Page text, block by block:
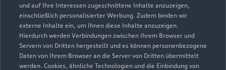
und auf Ihre Interessen zugeschnittene Inhalte anzuzeigen,
einschließlich personalisierter Werbung. Zudem binden wir
externe Inhalte ein, um Ihnen diese Inhalte anzuzeigen.
Hierdurch werden Verbindungen zwischen Ihrem Browser und
Servern von Dritten hergestellt und es können personenbezogene
Daten von Ihrem Browser an die Server von Dritten übermittelt
werden. Cookies, ähnliche Technologien und die Einbindung von
Servicepartner e-tron